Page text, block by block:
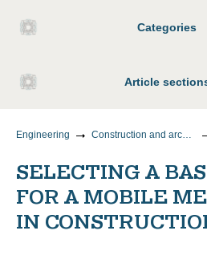
Categories
Article
Engineering Construction and architecture
SELECTING A
FOR A MOBILE
IN